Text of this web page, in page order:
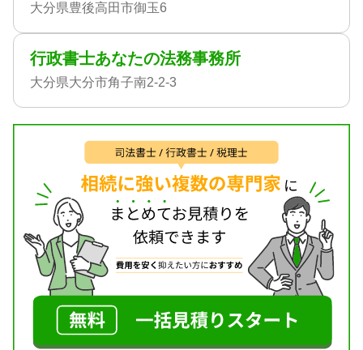
大分県豊後高田市御玉6
行政書士あなたの法務事務所
大分県大分市角子南2-2-3